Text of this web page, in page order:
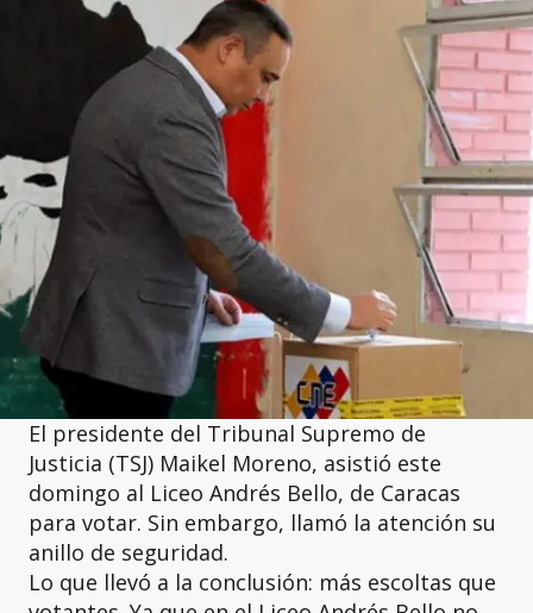
El presidente del Tribunal Supremo de
Justicia (TSJ) Maikel Moreno, asistió este
domingo al Liceo Andrés Bello, de Caracas
para votar. Sin embargo, llamó la atención su
anillo de seguridad.
Lo que llevó a la conclusión: más escoltas que